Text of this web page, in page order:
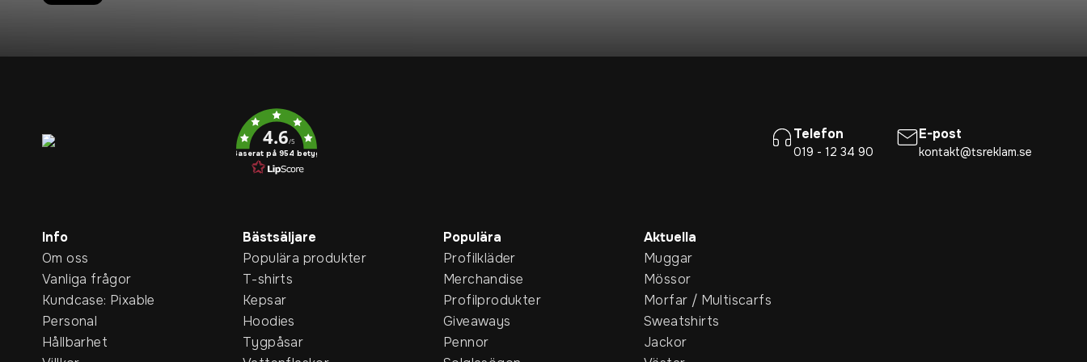
4.6/5
Baserat på 954 betyg
Telefon
019 - 12 34 90
E-post
kontakt@tsreklam.se
Info
Om oss
Vanliga frågor
Kundcase: Pixable
Personal
Hållbarhet
Bästsäljare
Populära produkter
T-shirts
Kepsar
Hoodies
Tygpåsar
Populära
Profilkläder
Merchandise
Profilprodukter
Giveaways
Pennor
Aktuella
Muggar
Mössor
Morfar / Multiscarfs
Sweatshirts
Jackor